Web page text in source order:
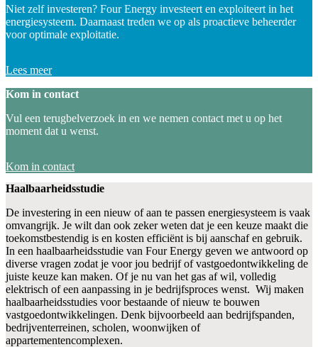
Niet zelf investeren? Four Energy investeert en exploiteert in het
energiesysteem. Daarnaast treden we op als proactieve beheerder
voor optimale exploitatie.
Lees meer
Kom in contact
Vul een terugbelverzoek in en we nemen contact met u op het
moment dat u wenst.
Kom in contact
Haalbaarheidsstudie
De investering in een nieuw of aan te passen energiesysteem is vaak
omvangrijk. Je wilt dan ook zeker weten dat je een keuze maakt die
toekomstbestendig is en kosten efficiënt is bij aanschaf en gebruik.
In een haalbaarheidsstudie van Four Energy geven we antwoord op
diverse vragen zodat je voor jou bedrijf of vastgoedontwikkeling de
juiste keuze kan maken. Of je nu van het gas af wil, volledig
elektrisch of een aanpassing in je bedrijfsproces wenst. Wij maken
haalbaarheidsstudies voor bestaande of nieuw te bouwen
vastgoedontwikkelingen. Denk bijvoorbeeld aan bedrijfspanden,
bedrijventerreinen, scholen, woonwijken of
appartementencomplexen.